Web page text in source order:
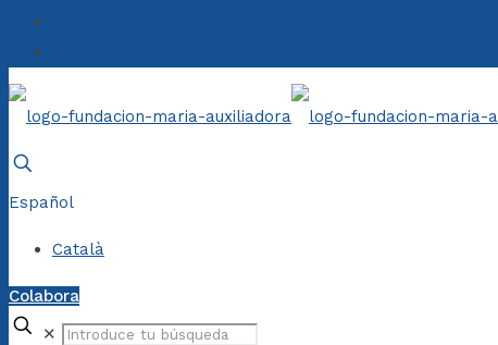
Español
Català
Colabora
✕